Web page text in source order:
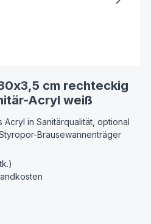
cm rechteckig
Acryl weiß
in Sanitärqualität, optional
Brausewannenträger